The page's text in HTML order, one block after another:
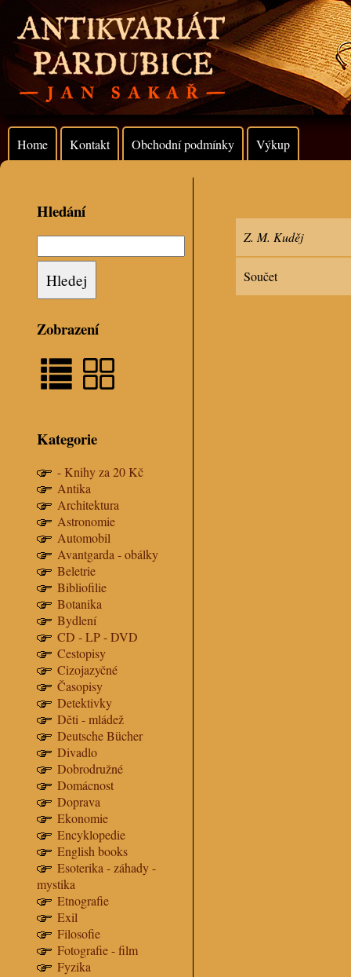
Home Kontakt Obchodní podmínky Výkup
Hledání
Zobrazení
Kategorie
- Knihy za 20 Kč
Antika
Architektura
Astronomie
Automobil
Avantgarda - obálky
Beletrie
Bibliofilie
Botanika
Bydlení
CD - LP - DVD
Cestopisy
Cizojazyčné
Časopisy
Detektivky
Děti - mládež
Deutsche Bücher
Divadlo
Dobrodružné
Domácnost
Doprava
Ekonomie
Encyklopedie
English books
Esoterika - záhady -
mystika
Etnografie
Exil
Filosofie
Fotografie - film
Fyzika
Z. M. Kuděj
Součet